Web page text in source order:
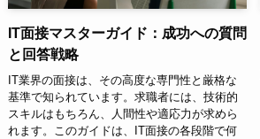
IT面接マスターガイド：成功への質問
と回答戦略
IT業界の面接は、その高度な専門性と厳格な
基準で知られています。求職者には、技術的
スキルはもちろん、人間性や適応力が求めら
れます。このガイドは、IT面接の各段階で何